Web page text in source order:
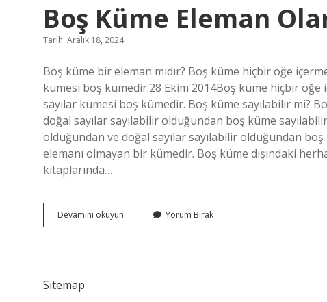
Boş Küme Eleman
Tarih: Aralık 18, 2024
Boş küme bir eleman mıdır? Boş küme hiçbir öğe
kümesi boş kümedir.28 Ekim 2014Boş küme hiçbir öğe
sayılar kümesi boş kümedir. Boş küme sayılabilir mi?
doğal sayılar sayılabilir olduğundan boş küme
olduğundan ve doğal sayılar sayılabilir olduğundan
elemanı olmayan bir kümedir. Boş küme dışındaki
kitaplarında…
Devamını okuyun
Küme
Yorum Bırak
Sitemap